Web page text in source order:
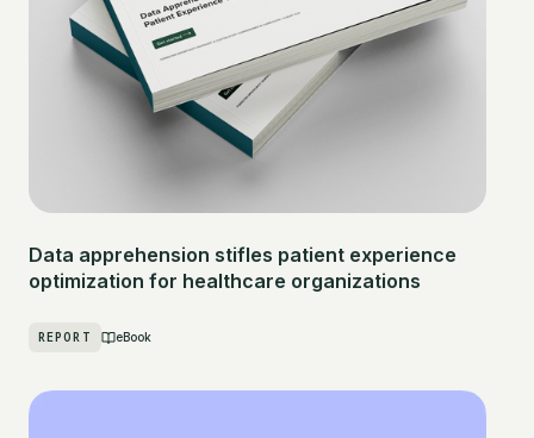
Data apprehension stifles patient experience
optimization for healthcare organizations
REPORT eBook